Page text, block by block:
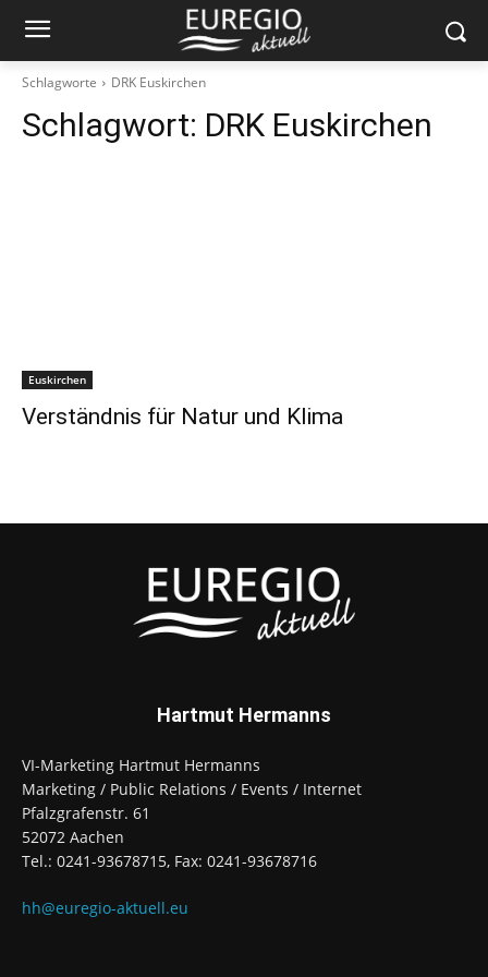
Schlagworte DRK Euskirchen
Schlagwort: DRK Euskirchen
Euskirchen
Verständnis für Natur und Klima
Hartmut Hermanns
VI-Marketing Hartmut Hermanns
Marketing / Public Relations / Events / Internet
Pfalzgrafenstr. 61
52072 Aachen
Tel.: 0241-93678715, Fax: 0241-93678716
hh@euregio-aktuell.eu